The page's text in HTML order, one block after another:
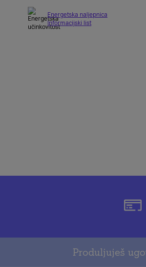
Energetska naljepnica
Informacijski list
Produljuješ